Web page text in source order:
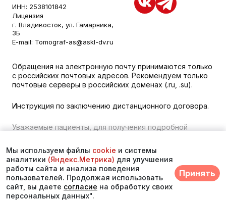
ИНН: 2538101842
Лицензия
г. Владивосток, ул. Гамарника,
3Б
E-mail: Tomograf-as@askl-dv.ru
Обращения на электронную почту принимаются только
с российских почтовых адресов. Рекомендуем только
почтовые серверы в российских доменах (.ru, .su).
Инструкция по заключению дистанционного договора.
Уважаемые пациенты, для получения подробной
помощью специальной формы связи или по телефону во
Владивостоке:+7 (423) 279-00-00. vk 373
© 2026. Многопрофильный медицинский центр
«Асклепий»
Мы используем файлы cookie и системы
аналитики (Яндекс.Метрика) для улучшения
работы сайта и анализа поведения
пользователей. Продолжая использовать
сайт, вы даете согласие на обработку своих
персональных данных".
Принять